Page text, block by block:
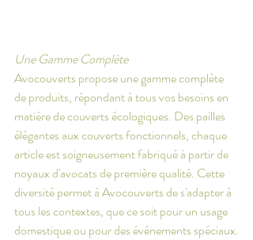
Une Gamme Complète
Avocouverts propose une gamme complète
de produits, répondant à tous vos besoins en
matière de couverts écologiques. Des pailles
élégantes aux couverts fonctionnels, chaque
article est soigneusement fabriqué à partir de
noyaux d'avocats de première qualité. Cette
diversité permet à Avocouverts de s'adapter à
tous les contextes, que ce soit pour un usage
domestique ou pour des événements spéciaux.